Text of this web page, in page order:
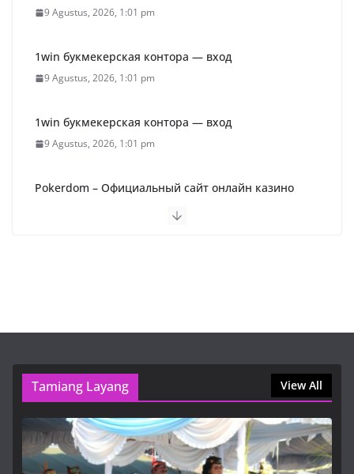
9 Agustus, 2026, 1:01 pm
1win букмекерская контора — вход
9 Agustus, 2026, 1:01 pm
1win букмекерская контора — вход
9 Agustus, 2026, 1:01 pm
Pokerdom – Официальный сайт онлайн казино
9 Agustus, 2026, 1:01 pm
Tamiang Layang View All